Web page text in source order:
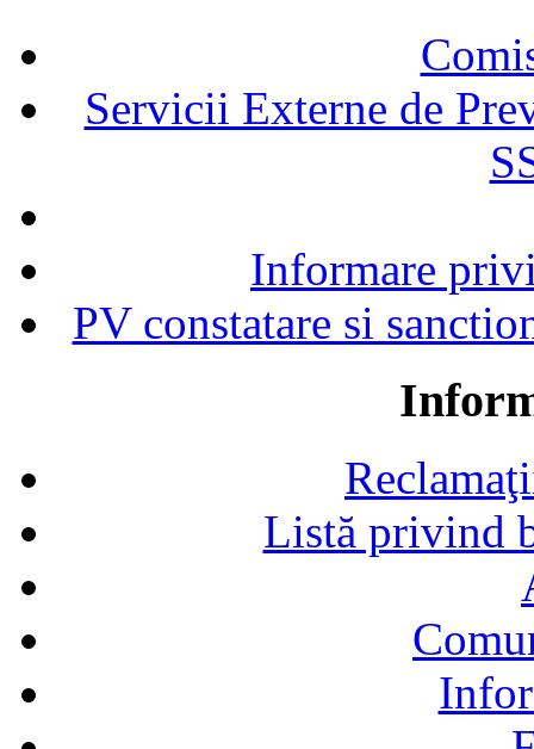
Servicii Externe de
Informare
PV constatare si
Listă privind